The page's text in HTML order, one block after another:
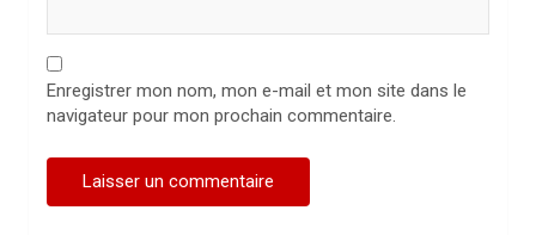
Enregistrer mon nom, mon e-mail et mon site dans le
navigateur pour mon prochain commentaire.